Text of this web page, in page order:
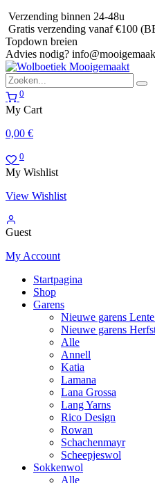
Verzending binnen 24-48u
Gratis verzending vanaf €100
Topdown breien
Advies nodig?
0
My Cart
0,00 €
0
My Wishlist
View Wishlist
Guest
My Account
Startpagina
Shop
Garens
Nieuwe garens
Nieuwe garens
Alle
Annell
Katia
Lamana
Lana Grossa
Lang Yarns
Rico Design
Rowan
Schachenmayr
Scheepjeswol
Sokkenwol
Alle